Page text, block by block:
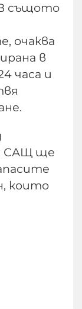
същото
очаква
в
часа и
САЩ ще
които